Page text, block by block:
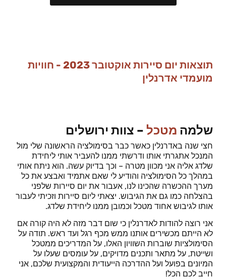
תוצאות יום סיירות אוקטובר 2023 - חוויות
מועמדי אדרנלין
שלמה מטכל – צוות ירושלים
חצי שנה באדרנלין כאשר כבר בסימולציה הראשונה שלי מול
המנכל אתגרתי אותו ודרשתי ממנו להעביר אותי ליחידת
שלדג אליה אני מכוון מטרה – וכך בדיוק עשה. הוא ניתח אותי
במהלך כל הסימולציה והודיע לי שאם אתמיד ואבצע את כל
מערך ההכשרה שהכינו לנו, אעבור את יום סיירות שלפני
בהצלחה כמו גם את הגיבוש. יצאתי ליום סיירות וזכיתי לעבור
אותו לגיבוש אחוד מטכל וכמובן ממנו ליחידת שלדג.
אני רוצה להודות לאדרנלין כי שום דבר מזה לא היה קורה אם
לא הייתם מכשירים אותנו ממש מכף רגל ועד ראש. תודה על
הסימולציות שוברות השוויון האלו, על המדריכים ממטכל
ושייטת, על מתאר ותכנים מדויקים, על עומסים שעלו על
המיונים בפועל ועל ההדרכה הייעודית והמקצועית שלכם, אני
חייב לכם הכל!